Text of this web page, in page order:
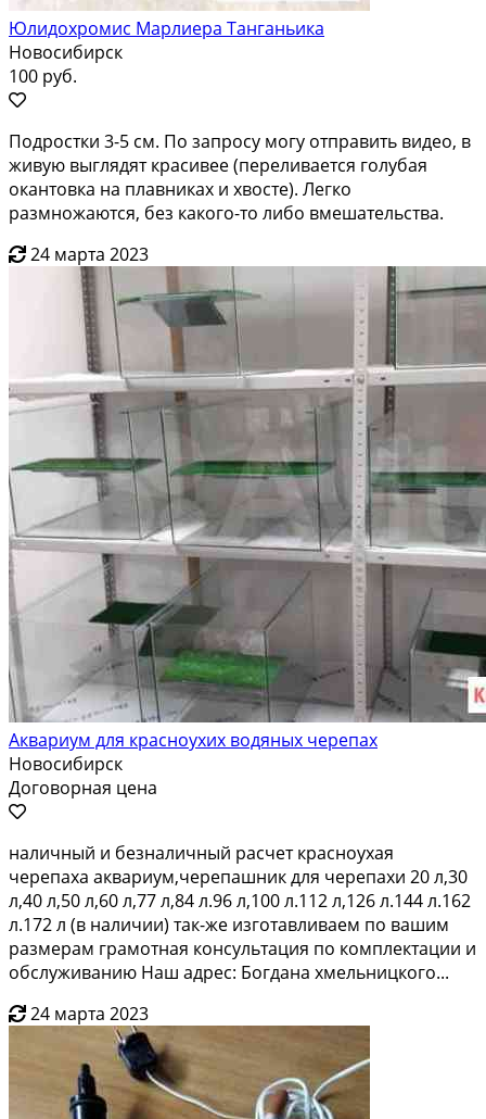
Юлидохромис Марлиера Танганьика
Новосибирск
100 руб.
Подростки 3-5 см. По запросу могу отправить видео, в
живую выглядят красивее (переливается голубая
окантовка на плавниках и хвосте). Легко
размножаются, без какого-то либо вмешательства.
24 марта 2023
Аквариум для красноухих водяных черепах
Новосибирск
Договорная цена
наличный и безналичный расчет красноухая
черепаха аквариум,черепашник для черепахи 20 л,30
л,40 л,50 л,60 л,77 л,84 л.96 л,100 л.112 л,126 л.144 л.162
л.172 л (в наличии) так-же изготавливаем по вашим
размерам грамотная консультация по комплектации и
обслуживанию Наш адрес: Богдана хмельницкого...
24 марта 2023